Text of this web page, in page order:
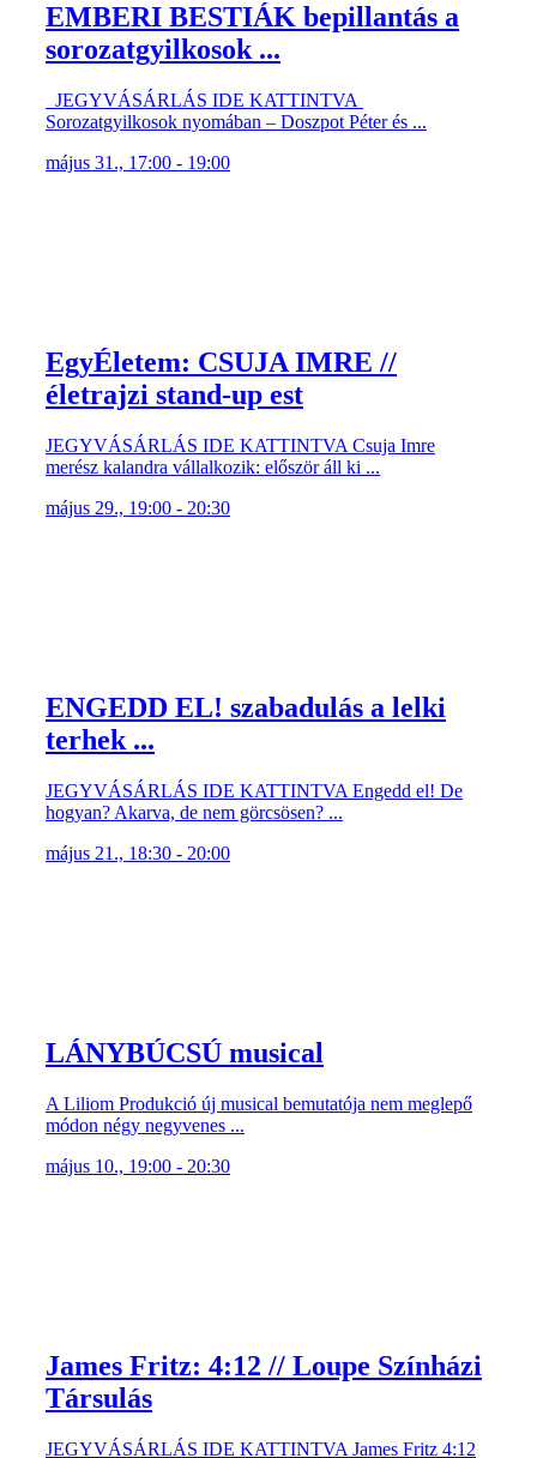
EMBERI BESTIÁK bepillantás a
sorozatgyilkosok ...
JEGYVÁSÁRLÁS IDE KATTINTVA
Sorozatgyilkosok nyomában – Doszpot Péter és ...
május 31., 17:00 - 19:00
EgyÉletem: CSUJA IMRE //
életrajzi stand-up est
JEGYVÁSÁRLÁS IDE KATTINTVA Csuja Imre
merész kalandra vállalkozik: először áll ki ...
május 29., 19:00 - 20:30
ENGEDD EL! szabadulás a lelki
terhek ...
JEGYVÁSÁRLÁS IDE KATTINTVA Engedd el! De
hogyan? Akarva, de nem görcsösen? ...
május 21., 18:30 - 20:00
LÁNYBÚCSÚ musical
A Liliom Produkció új musical bemutatója nem meglepő
módon négy negyvenes ...
május 10., 19:00 - 20:30
James Fritz: 4:12 // Loupe Színházi
Társulás
JEGYVÁSÁRLÁS IDE KATTINTVA James Fritz 4:12